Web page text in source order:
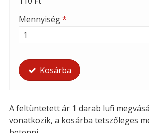
Mennyiség*
Kosárba
A feltüntetett ár 1 darab lufi
vonatkozik, a kosárba tetszőleges